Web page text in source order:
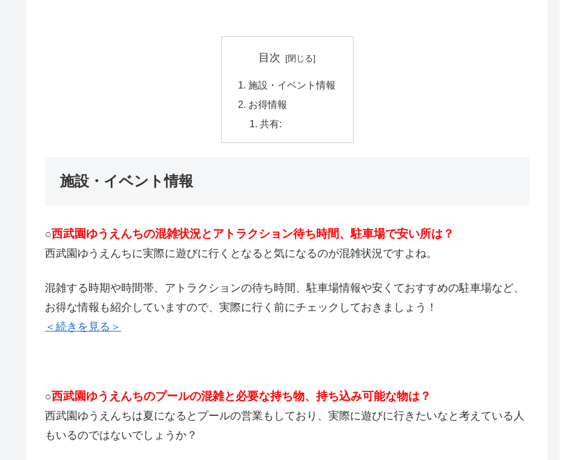
目次
施設・イベント情報
お得情報
共有:
施設・イベント情報
○西武園ゆうえんちの混雑状況とアトラクション待ち時間、駐車場で安い所は？
西武園ゆうえんちに実際に遊びに行くとなると気になるのが混雑状況ですよね。
混雑する時期や時間帯、アトラクションの待ち時間、駐車場情報や安くておすすめの駐車場など、
お得な情報も紹介していますので、実際に行く前にチェックしておきましょう！
＜続きを見る＞
○西武園ゆうえんちのプールの混雑と必要な持ち物、持ち込み可能な物は？
西武園ゆうえんちは夏になるとプールの営業もしており、実際に遊びに行きたいなと考えている人
もいるのではないでしょうか？